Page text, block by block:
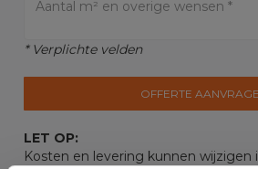
* Verplichte velden
OFFERTE
LET OP:
Kosten en levering kunnen wijzigen